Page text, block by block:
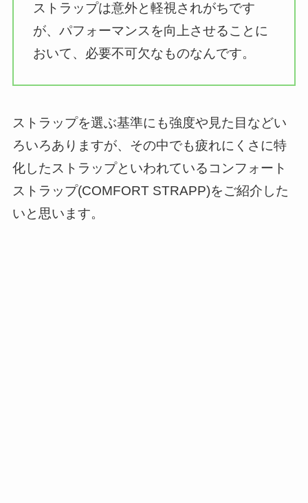
ストラップは意外と軽視されがちです
が、パフォーマンスを向上させることに
おいて、必要不可欠なものなんです。
ストラップを選ぶ基準にも強度や見た目などい
ろいろありますが、その中でも疲れにくさに特
化したストラップといわれているコンフォート
ストラップ(COMFORT STRAPP)をご紹介した
いと思います。